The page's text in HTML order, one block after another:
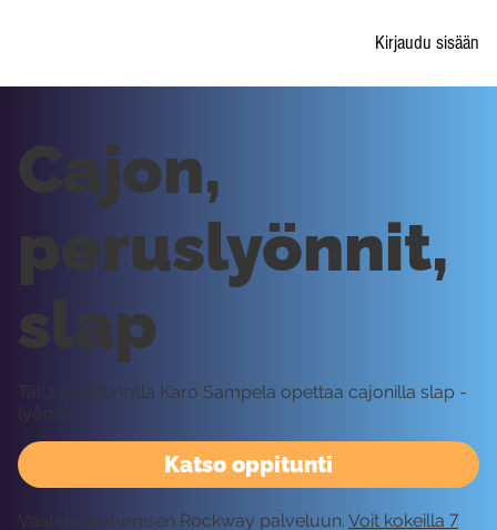
Kirjaudu sisään
Katso oppitunti
Cajon,
peruslyönnit,
slap
Tällä oppitunnilla Karo Sampela opettaa cajonilla slap -
lyönnin
Vaatii kirjautumisen Rockway palveluun. Voit kokeilla 7